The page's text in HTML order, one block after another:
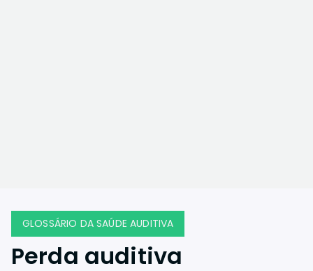
GLOSSÁRIO DA SAÚDE AUDITIVA
Perda auditiva